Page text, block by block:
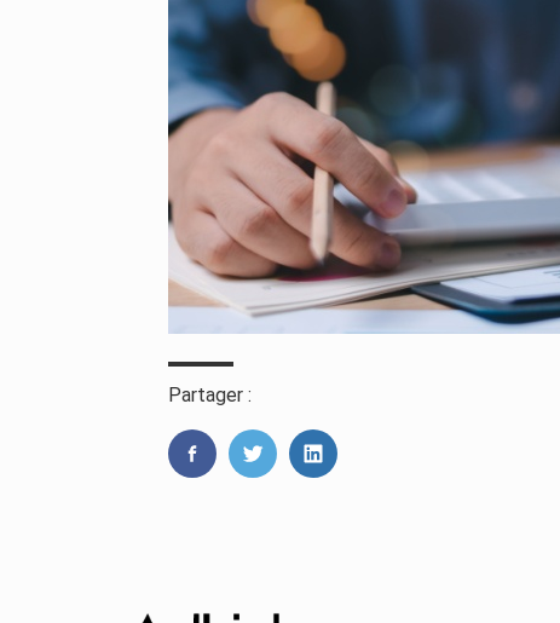
Partager :
FaceBookTwitterLinkedIn